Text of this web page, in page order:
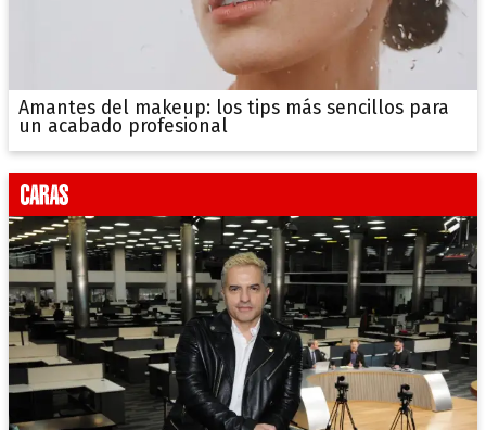
Amantes del makeup: los tips más sencillos para
un acabado profesional